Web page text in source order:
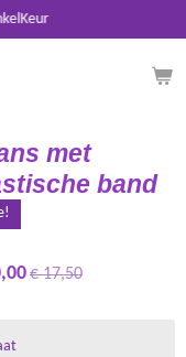
met
band
€ 17,50